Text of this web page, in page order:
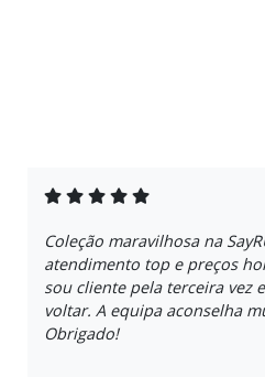
Coleção maravilhosa na
atendimento top e preços
sou cliente pela terceira vez
voltar. A equipa aconselha
Obrigado!